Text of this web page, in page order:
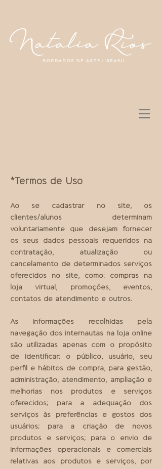
*Termos de Uso
Ao se cadastrar no site, os
clientes/alunos determinam
voluntariamente que desejam fornecer
os seus dados pessoais requeridos na
contratação, atualização ou
cancelamento de determinados serviços
oferecidos no site, como: compras na
loja virtual, promoções, eventos,
contatos de atendimento e outros.
As informações recolhidas pela
navegação dos internautas na loja online
são utilizadas apenas com o propósito
de identificar: o público, usuário, seu
perfil e hábitos de compra, para gestão,
administração, atendimento, ampliação e
melhorias nos produtos e serviços
oferecidos; para a adequação dos
serviços às preferências e gostos dos
usuários; para a criação de novos
produtos e serviços; para o envio de
informações operacionais e comerciais
relativas aos produtos e serviços, por